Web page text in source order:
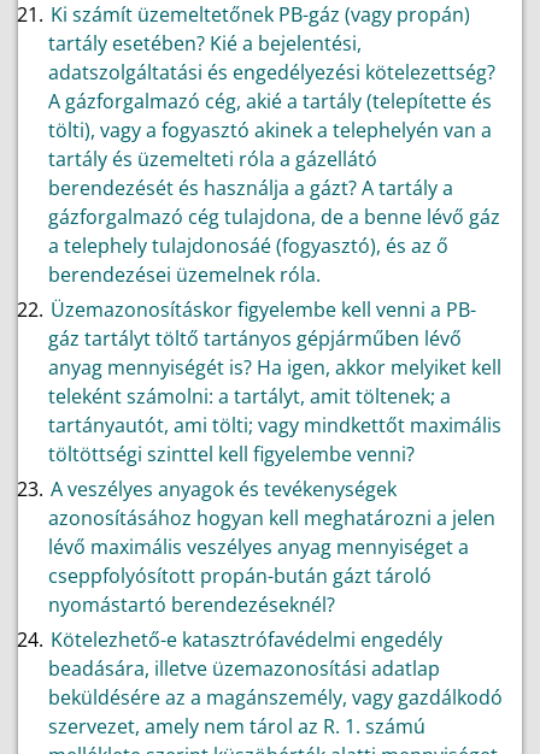
Ki számít üzemeltetőnek PB-gáz (vagy propán)
tartály esetében? Kié a bejelentési,
adatszolgáltatási és engedélyezési kötelezettség?
A gázforgalmazó cég, akié a tartály (telepítette és
tölti), vagy a fogyasztó akinek a telephelyén van a
tartály és üzemelteti róla a gázellátó
berendezését és használja a gázt? A tartály a
gázforgalmazó cég tulajdona, de a benne lévő gáz
a telephely tulajdonosáé (fogyasztó), és az ő
berendezései üzemelnek róla.
Üzemazonosításkor figyelembe kell venni a PB-
gáz tartályt töltő tartányos gépjárműben lévő
anyag mennyiségét is? Ha igen, akkor melyiket kell
teleként számolni: a tartályt, amit töltenek; a
tartányautót, ami tölti; vagy mindkettőt maximális
töltöttségi szinttel kell figyelembe venni?
A veszélyes anyagok és tevékenységek
azonosításához hogyan kell meghatározni a jelen
lévő maximális veszélyes anyag mennyiséget a
cseppfolyósított propán-bután gázt tároló
nyomástartó berendezéseknél?
Kötelezhető-e katasztrófavédelmi engedély
beadására, illetve üzemazonosítási adatlap
beküldésére az a magánszemély, vagy gazdálkodó
szervezet, amely nem tárol az R. 1. számú